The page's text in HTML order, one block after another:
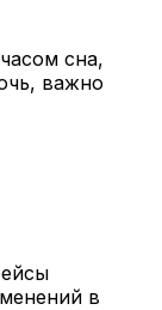
сна,
важно
в